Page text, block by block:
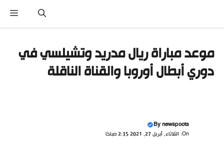
المحتوى
موعد مباراة ريال مدريد وتشيلسي في
دوري أبطال أوروبا والقناة الناقلة
Bynewspoots
On: الثلاثاء, أبريل 27, 2021 2:35 صباحًا